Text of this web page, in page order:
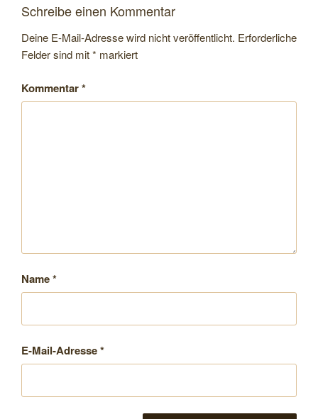
Schreibe einen Kommentar
Deine E-Mail-Adresse wird nicht veröffentlicht. Erforderliche
Felder sind mit* markiert
Kommentar*
Name*
E-Mail-Adresse*